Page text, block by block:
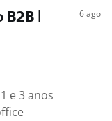
|
6 ago
e 3 anos